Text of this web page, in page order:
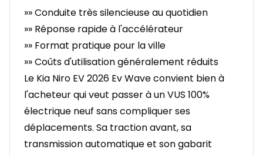
»» Conduite très silencieuse au quotidien
»» Réponse rapide à l'accélérateur
»» Format pratique pour la ville
»» Coûts d'utilisation généralement réduits
Le Kia Niro EV 2026 Ev Wave convient bien à
l'acheteur qui veut passer à un VUS 100%
électrique neuf sans compliquer ses
déplacements. Sa traction avant, sa
transmission automatique et son gabarit